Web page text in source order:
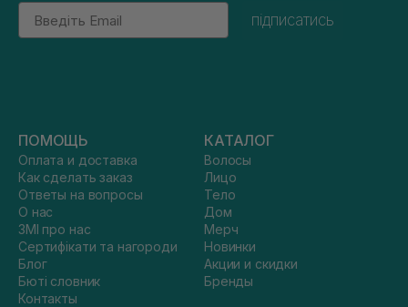
Email
підписатись
ПОМОЩЬ
Оплата и доставка
Как сделать заказ
Ответы на вопросы
О нас
ЗМІ про нас
Сертифікати та нагороди
Блог
Бюті словник
Контакты
КАТАЛОГ
Волосы
Лицо
Тело
Дом
Мерч
Новинки
Акции и скидки
Бренды